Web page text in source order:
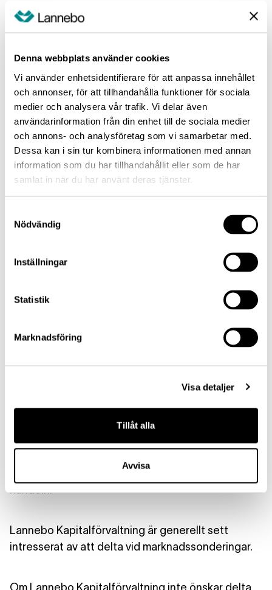
Denna webbplats använder cookies
Vi använder enhetsidentifierare för att anpassa innehållet
och annonser, för att tillhandahålla funktioner för sociala
medier och analysera vår trafik. Vi delar även
användarinformation från din enhet till de sociala medier
och annons- och analysföretag som vi samarbetar med.
Dessa kan i sin tur kombinera informationen med annan
information som du har tillhandahållit eller som de har
samlat in när du har använt deras tjänster.
Nödvändig
Inställningar
Statistik
Marknadsföring
Visa detaljer
Tillåt alla
Avvisa
eventuell transaktion och dess prissättning,
storlek och strukturering. Marknadssonderingar är
av betydelse för att kapitalmarknaden ska fungera
väl. Marknadssonderingar kan omfatta en
av värdepapper, och skiljer sig från den vanliga
handeln.
Lannebo Kapitalförvaltning är generellt sett
intresserat av att delta vid marknadssonderingar.
Om Lannebo Kapitalförvaltning inte önskar delta